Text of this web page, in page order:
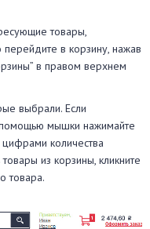
товары,
в корзину, нажав
в правом верхнем
выбрали. Если
помощью мышки нажимайте
количества
из корзины, кликните
товара.